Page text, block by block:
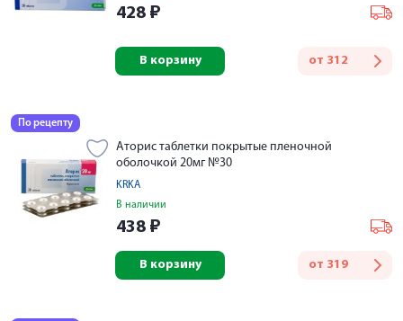
428 ₽
от 312
В корзину
По рецепту
Аторис таблетки покрытые пленочной
оболочкой 20мг №30
KRKA
В наличии
438 ₽
от 319
В корзину